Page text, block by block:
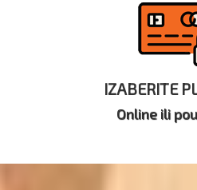
IZABERITE
Online ili